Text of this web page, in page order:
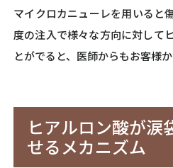
マイクロカニューレを用いると
度の注入で様々な方向に対して
とがでると、医師からもお客様
ヒアルロン酸が涙
せるメカニズム